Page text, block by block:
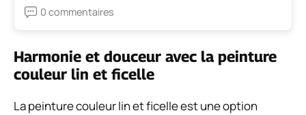
0 commentaires
Harmonie et douceur avec la peinture
couleur lin et ficelle
La peinture couleur lin et ficelle est une option